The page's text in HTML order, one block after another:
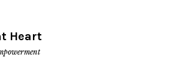
Heart